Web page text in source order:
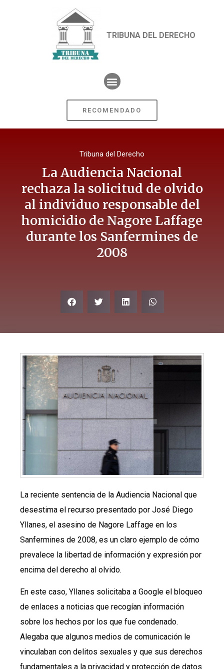
TRIBUNA DEL DERECHO
RECOMENDADO
Tribuna del Derecho
La Audiencia Nacional
rechaza la solicitud de olvido
al individuo responsable del
homicidio de Nagore Laffage
durante los Sanfermines de
2008
La reciente sentencia de la Audiencia Nacional que
desestima el recurso presentado por José Diego
Yllanes, el asesino de Nagore Laffage en los
Sanfermines de 2008, es un claro ejemplo de cómo
prevalece la libertad de información y expresión por
encima del derecho al olvido.
En este caso, Yllanes solicitaba a Google el bloqueo
de enlaces a noticias que recogían información
sobre los hechos por los que fue condenado.
Alegaba que algunos medios de comunicación le
vinculaban con delitos sexuales y que sus derechos
fundamentales a la privacidad y protección de datos